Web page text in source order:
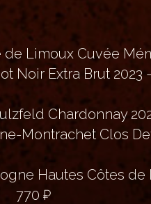
de Limoux Cuvée
Noir Extra Brut 2023
Chardonnay
Montrachet Clos
Hautes Côtes
770 ₽